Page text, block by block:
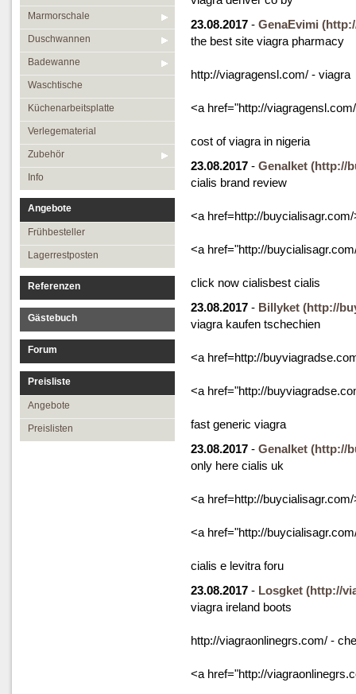
Marmorschale
Duschwannen
Badewanne
Waschtische
Küchenarbeitsplatte
Verlegematerial
Zubehör
Info
Angebote
Frühbesteller
Lagerrestposten
Referenzen
Gästebuch
Forum
Preisliste
Angebote
Preislisten
23.08.2017 - GenaEvimi
the best site viagra pharmacy
http://viagragensl.com/ - viagra
<a href="http://
cost of viagra in nigeria
23.08.2017 - Genalket (http://
cialis brand review
<a href=http://
<a href="http://
click now cialisbest cialis
23.08.2017 - Billyket (http://
viagra kaufen tschechien
<a href=http://
<a href="http://
fast generic viagra
23.08.2017 - Genalket (http://
only here cialis uk
<a href=http://
<a href="http://
cialis e levitra foru
23.08.2017 - Losgket (http://
viagra ireland boots
http://viagraonlinegrs.com/ -
<a href="http://